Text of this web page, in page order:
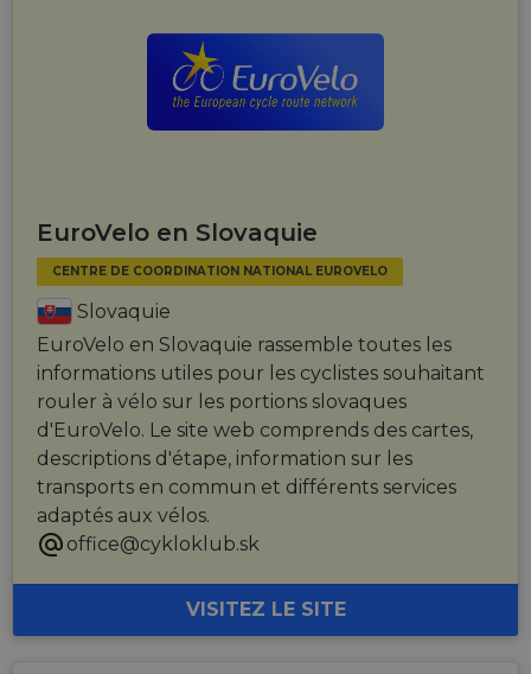
EuroVelo en Slovaquie
CENTRE DE COORDINATION NATIONAL EUROVELO
Slovaquie
EuroVelo en Slovaquie rassemble toutes les
informations utiles pour les cyclistes souhaitant
rouler à vélo sur les portions slovaques
d'EuroVelo. Le site web comprends des cartes,
descriptions d'étape, information sur les
transports en commun et différents services
adaptés aux vélos.
office@cykloklub.sk
VISITEZ LE SITE